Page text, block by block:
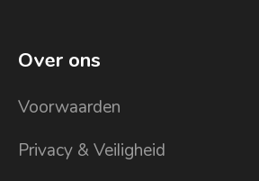
Over ons
Voorwaarden
Privacy & Veiligheid